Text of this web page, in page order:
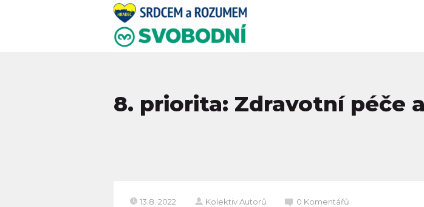
8. priorita: Zdravotní péče
13.8. 2022 Kolektiv Autorů 0 Komentářů